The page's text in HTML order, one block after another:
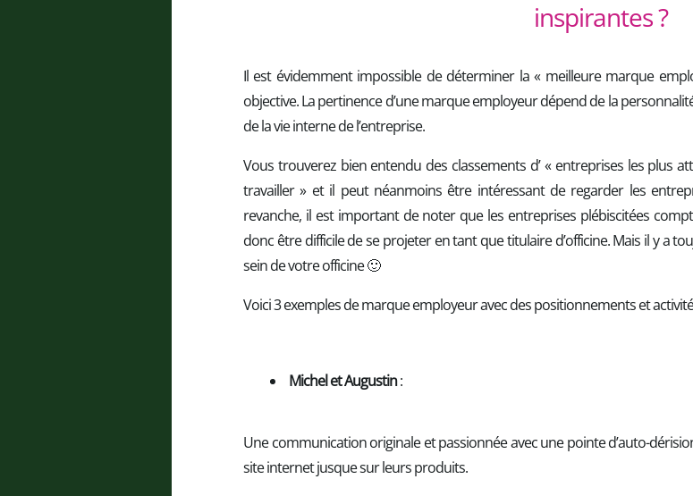
inspirantes ?
Il est évidemment impossible de déterminer la « meilleure marque
objective. La pertinence d’une marque employeur dépend de la
de la vie interne de l’entreprise.
Vous trouverez bien entendu des classements d’ « entreprises les plus
travailler » et il peut néanmoins être intéressant de regarder les
revanche, il est important de noter que les entreprises plébiscitées
donc être difficile de se projeter en tant que titulaire d’officine. Mais il y a
sein de votre officine 🙂
Voici 3 exemples de marque employeur avec des positionnements et
Michel et Augustin:
Une communication originale et passionnée avec une pointe d’auto-
site internet jusque sur leurs produits.